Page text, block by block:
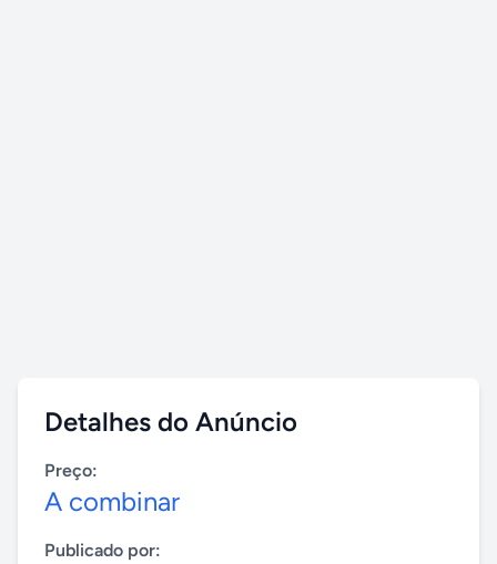
Detalhes do Anúncio
Preço:
A combinar
Publicado por: